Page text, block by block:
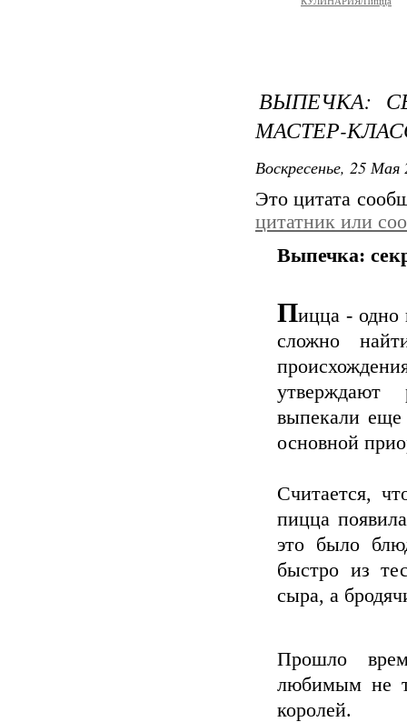
ВЫПЕЧКА:
МАСТЕР-
Воскресенье, 25
Это цитата
цитатник или
Выпечка:
Пицца - одно
сложно
утверждают
выпекали еще
основной
Считается,
пицца
это было
быстро из
сыра, а
Прошло
любимым не
королей.